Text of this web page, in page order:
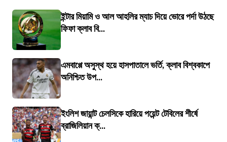
ইন্টার মিয়ামি ও আল আহলির ম্যাচ দিয়ে ভোরে পর্দা উঠছে
ফিফা ক্লাব বি...
এমবাপ্পে অসুস্থ হয়ে হাসপাতালে ভর্তি, ক্লাব বিশ্বকাপে
অনিশ্চিত উপ...
ইংলিশ জায়ান্ট চেলসিকে হারিয়ে পয়েন্ট টেবিলের শীর্ষে
ব্রাজিলিয়ান ক্...